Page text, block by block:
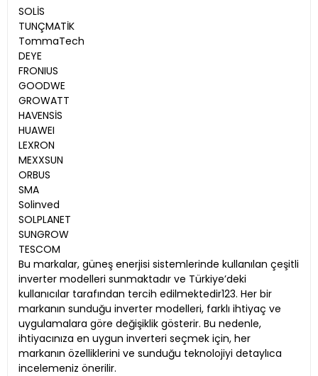
SOLİS
TUNÇMATİK
TommaTech
DEYE
FRONIUS
GOODWE
GROWATT
HAVENSİS
HUAWEI
LEXRON
MEXXSUN
ORBUS
SMA
Solinved
SOLPLANET
SUNGROW
TESCOM
Bu markalar, güneş enerjisi sistemlerinde kullanılan çeşitli
inverter modelleri sunmaktadır ve Türkiye’deki
kullanıcılar tarafından tercih edilmektedir123. Her bir
markanın sunduğu inverter modelleri, farklı ihtiyaç ve
uygulamalara göre değişiklik gösterir. Bu nedenle,
ihtiyacınıza en uygun inverteri seçmek için, her
markanın özelliklerini ve sunduğu teknolojiyi detaylıca
incelemeniz önerilir.